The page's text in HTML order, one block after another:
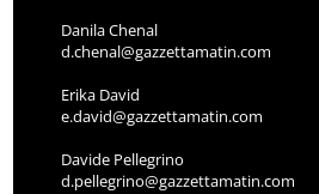
Danila Chenal
d.chenal@gazzettamatin.com
Erika David
e.david@gazzettamatin.com
Davide Pellegrino
d.pellegrino@gazzettamatin.com